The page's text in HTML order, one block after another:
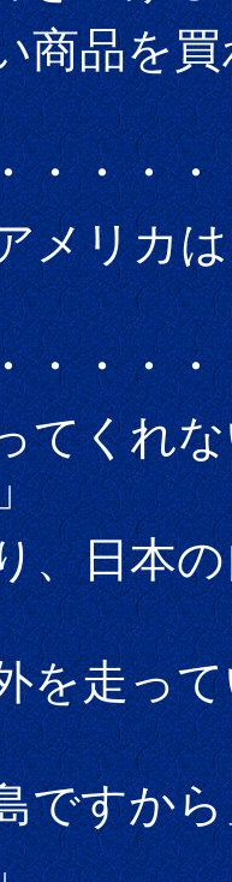
品を買
・・・
リカは
・・・
くれな
日本の
走って
すから